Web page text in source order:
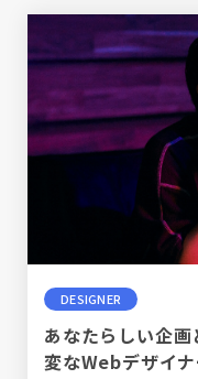
DESIGNER
あなたらしい企
変なWebデザイ